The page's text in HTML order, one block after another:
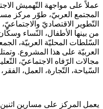
عملاً على مواجهة التّهميش
المجتمع العربيّ، طوّر مركز
التّطوير الاقتصاديّ
من بينها الأطفال، النّساء
السّلطات المحليّة العربيّة،
العربيّة على هذا المشروع.
مجالات الرّفاه الاجتماعيّ،
السّياحة، التّجارة، العمل،
يعمل المركز على مسارين